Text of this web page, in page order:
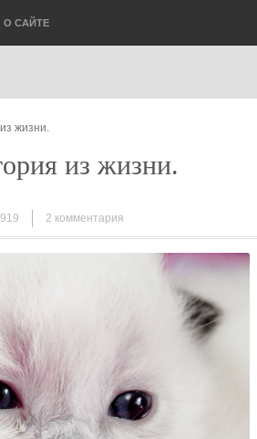
О САЙТЕ
жизни.
из жизни.
2 комментария